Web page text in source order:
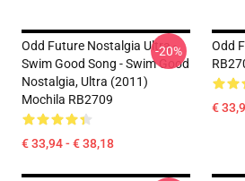
Odd Future Nostalgia Ultra -
Swim Good Song - Swim Good
Nostalgia, Ultra (2011)
Mochila RB2709
€ 33,94 - € 38,18
-20%
Odd
€